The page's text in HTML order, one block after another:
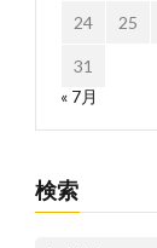
24 25
31
« 7月
検索